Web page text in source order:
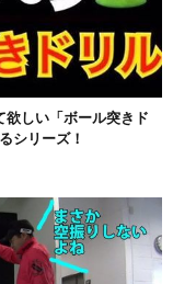
欲しい「ボール突きド
シリーズ！